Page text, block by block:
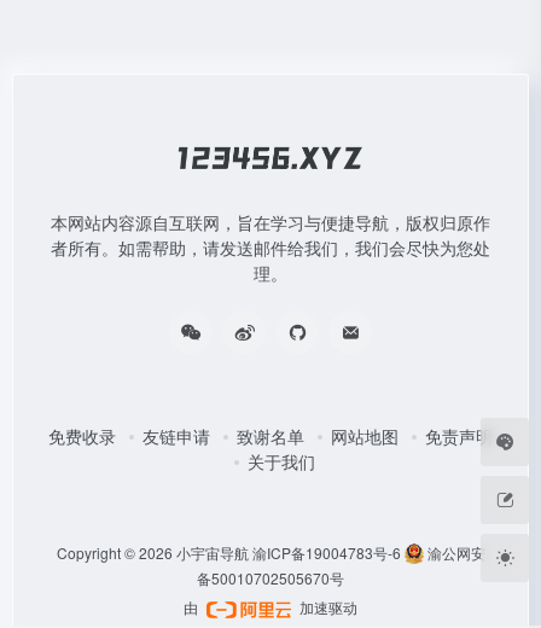
本网站内容源自互联网，旨在学习与便捷导航，版权归原作
者所有。如需帮助，请发送邮件给我们，我们会尽快为您处
理。
免费收录 友链申请 致谢名单 网站地图
免责声明
关于我们
Copyright © 2026 小宇宙导航 渝ICP备19004783号-6
渝公网安
备50010702505670号
由
加速驱动